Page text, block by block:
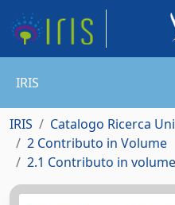
IRIS
IRIS
Catalogo Ricerca
2 Contributo in Volume
2.1 Contributo in